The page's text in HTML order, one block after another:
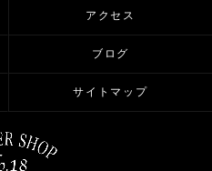
アクセス
ブログ
サイトマップ